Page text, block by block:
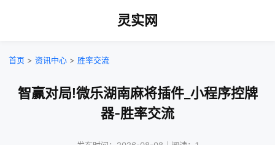
灵实网
首页 > 资讯中心 > 胜率交流
智赢对局!微乐湖南麻将插件_小程序控牌
器-胜率交流